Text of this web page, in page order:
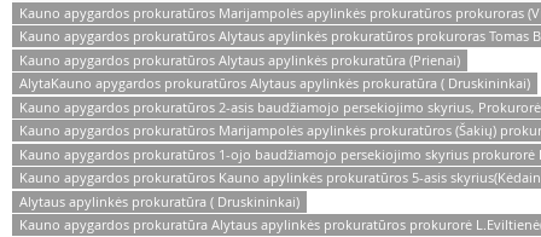
Kauno apygardos prokuratūros Marijampolės apylinkės prokuratūros prokuroras
Kauno apygardos prokuratūros Alytaus apylinkės prokuratūros prokuroras Tomas
Kauno apygardos prokuratūros Alytaus apylinkės prokuratūra (Prienai)
AlytaKauno apygardos prokuratūros Alytaus apylinkės prokuratūra ( Druskininkai)
Kauno apygardos prokuratūros 2-asis baudžiamojo persekiojimo skyrius,
Kauno apygardos prokuratūros Marijampolės apylinkės prokuratūros (Šakių)
Kauno apygardos prokuratūros 1-ojo baudžiamojo persekiojimo skyrius prokurorė
Kauno apygardos prokuratūros Kauno apylinkės prokuratūros 5-asis
Alytaus apylinkės prokuratūra ( Druskininkai)
Kauno apygardos prokuratūra Alytaus apylinkės prokuratūros prokurorė